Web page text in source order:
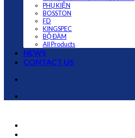
PHỤ KIỆN
BOSSTON
FD
KINGSPEC
BỘ ĐÀM
All Products
NEWS
CONTACT US